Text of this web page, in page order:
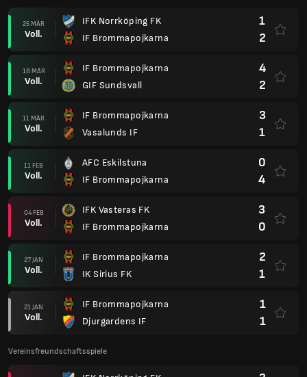
25 MÄR
Voll.
IFK Norrköping FK
IF Brommapojkarna
1
2
18 MÄR
Voll.
IF Brommapojkarna
GIF Sundsvall
4
2
11 MÄR
Voll.
IF Brommapojkarna
Vasalunds IF
3
1
11 FEB
Voll.
AFC Eskilstuna
IF Brommapojkarna
0
4
04 FEB
Voll.
IFK Vasteras FK
IF Brommapojkarna
3
0
27 JAN
Voll.
IF Brommapojkarna
IK Sirius FK
2
1
21 JAN
Voll.
IF Brommapojkarna
Djurgardens IF
1
1
Vereinsfreundschaftsspiele